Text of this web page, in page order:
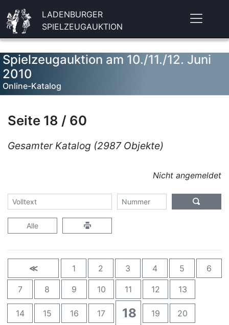
LADENBURGER
SPIELZEUGAUKTION
Spielzeugauktion am 10./11./12. Juni
2010
Online-Katalog
Seite 18 / 60
Gesamter Katalog (2987 Objekte)
Nicht angemeldet
Alle
≪ 1 2 3 4 5 6
7 8 9 10 11 12 13
14 15 16 17 18 19 20